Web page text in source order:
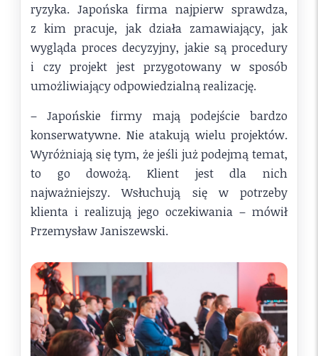
ryzyka. Japońska firma najpierw sprawdza,
z kim pracuje, jak działa zamawiający, jak
wygląda proces decyzyjny, jakie są procedury
i czy projekt jest przygotowany w sposób
umożliwiający odpowiedzialną realizację.
– Japońskie firmy mają podejście bardzo
konserwatywne. Nie atakują wielu projektów.
Wyróżniają się tym, że jeśli już podejmą temat,
to go dowożą. Klient jest dla nich
najważniejszy. Wsłuchują się w potrzeby
klienta i realizują jego oczekiwania – mówił
Przemysław Janiszewski.